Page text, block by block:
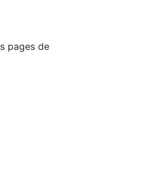
pages de